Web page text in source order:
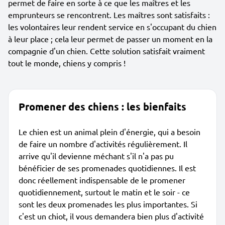
permet de faire en sorte à ce que les maîtres et les
emprunteurs se rencontrent. Les maîtres sont satisfaits :
les volontaires leur rendent service en s'occupant du chien
à leur place ; cela leur permet de passer un moment en la
compagnie d'un chien. Cette solution satisfait vraiment
tout le monde, chiens y compris !
Promener des chiens : les bienfaits
Le chien est un animal plein d'énergie, qui a besoin
de faire un nombre d'activités régulièrement. Il
arrive qu'il devienne méchant s'il n'a pas pu
bénéficier de ses promenades quotidiennes. Il est
donc réellement indispensable de le promener
quotidiennement, surtout le matin et le soir - ce
sont les deux promenades les plus importantes. Si
c'est un chiot, il vous demandera bien plus d'activité